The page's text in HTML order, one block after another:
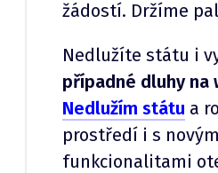
žádostí. Držíme
Nedlužíte státu i
případné dluhy na
Nedlužím státu a
prostředí i s
funkcionalitami